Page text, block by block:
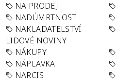
NA PRODEJ
NADÚMRTNOST
NAKLADATELSTVÍ
LIDOVÉ NOVINY
NÁKUPY
NÁPLAVKA
NARCIS